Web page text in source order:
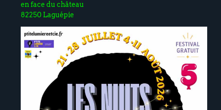
en face du château
82250 Laguépie